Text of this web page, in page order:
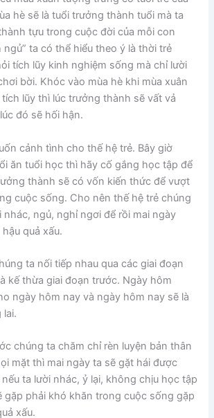
hè sẽ là tuổi trưởng thành tuổi mà ta
tựu trong cuộc đời của mỗi con
ngủ” ta có thể hiểu theo ý là thời trẻ
tích lũy kinh nghiệm sống mà chỉ lười
bời. Khóc vào mùa hè khi mùa xuân
lũy thì lúc trưởng thành sẽ vất vả
đó sẽ hối hận.
cảnh tình cho thế hệ trẻ. Bây giờ
ăn tuổi học thì hãy cố gắng học tập để
thành sẽ có vốn kiến thức để vượt
cuộc sống. Cho nên thế hệ trẻ chúng
ngủ, nghỉ ngơi để rồi mai ngày
quả xấu.
ta nối tiếp nhau qua các giai đoạn
kế thừa giai đoạn trước. Ngày hôm
ngày hôm nay và ngày hôm nay sẽ là
lai.
chúng ta chăm chỉ rèn luyện bản thân
mặt thì mai ngày ta sẽ gặt hái được
ta lười nhác, ỷ lại, không chịu học tập
gặp phải khó khăn trong cuộc sống gặp
xấu.